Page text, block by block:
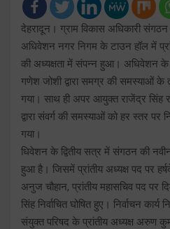
देहरादून। ग्राम विकास अधिकारी संगठन
अधिवेशन नगर निगम के टाउन हॉल में
की अध्यक्षता में संपन्न हुआ। अधिवेशन के
गणेश जोशी द्वारा समग्र की समस्याओं के
गया। साथ ही अपर आयुक्त राजेंद्र सिंह
द्वारा संवर्ग की समस्याओं को हर स्तर पर
गया।
धिवेशन के द्वितीय सत्र में संगठन की नवीन
हुआ है। जिसमें प्रांतीय अध्यक्ष पद पर
अनुज चौहान, प्रांतीय महासचिव पद पर
सिंह निर्वाचित घोषित हुए। निर्वाचन कार्य
संयुक्त परिषद के प्रांतीय अध्यक्ष अरुण